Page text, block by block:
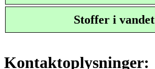
Stoffer i vandet
Kontaktoplysninger: